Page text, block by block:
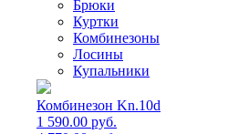
Брюки
Куртки
Комбинезоны
Лосины
Купальники
Комбинезон Kn.10d
1 590.00 руб.